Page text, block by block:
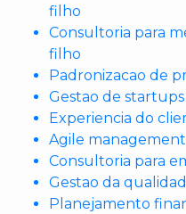
filho
Consultoria para
filho
Padronizacao de
Gestao de
Experiencia do
Agile
Consultoria para
Gestao da
Planejamento